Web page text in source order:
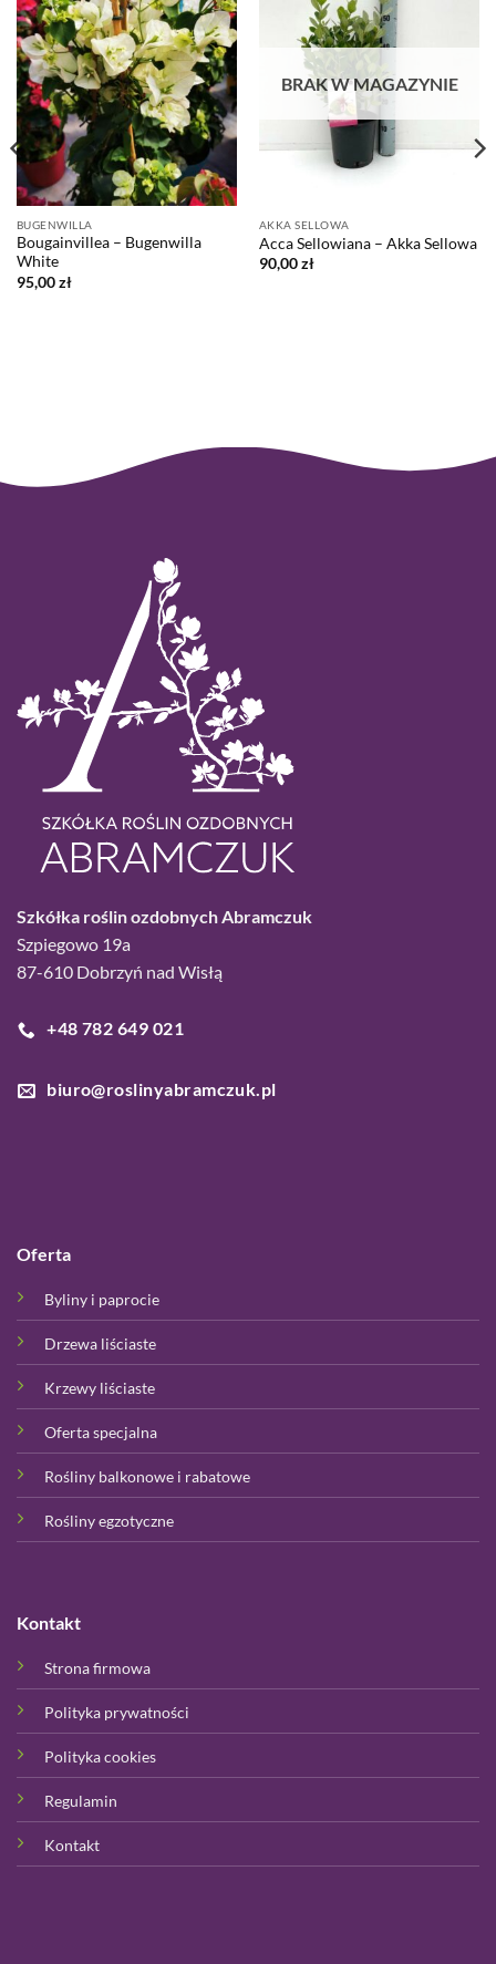
BUGENWILLA
Bougainvillea – Bugenwilla
White
95,00zł
BRAK W MAGAZYNIE
AKKA SELLOWA
Acca Sellowiana – Akka Sellowa
90,00zł
Szkółka roślin ozdobnych Abramczuk
Szpiegowo 19a
87-610 Dobrzyń nad Wisłą
+48 782 649 021
biuro@roslinyabramczuk.pl
Oferta
Byliny i paprocie
Drzewa liściaste
Krzewy liściaste
Oferta specjalna
Rośliny balkonowe i rabatowe
Rośliny egzotyczne
Kontakt
Strona firmowa
Polityka prywatności
Polityka cookies
Regulamin
Kontakt